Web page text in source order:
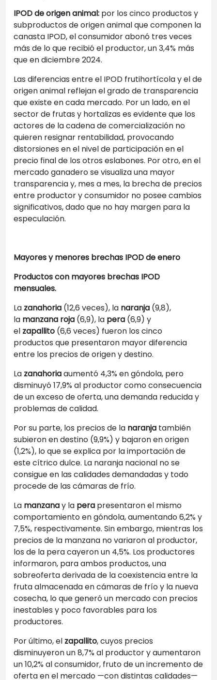
IPOD de origen animal: por los cinco productos y
subproductos de origen animal que componen la
canasta IPOD, el consumidor abonó tres veces
más de lo que recibió el productor, un 3,4% más
que en diciembre 2024.
Las diferencias entre el IPOD frutihortícola y el de
origen animal reflejan el grado de transparencia
que existe en cada mercado. Por un lado, en el
sector de frutas y hortalizas es evidente que los
actores de la cadena de comercialización no
quieren resignar rentabilidad, provocando
distorsiones en el nivel de participación en el
precio final de los otros eslabones. Por otro, en el
mercado ganadero se visualiza una mayor
transparencia y, mes a mes, la brecha de precios
entre productor y consumidor no posee cambios
significativos, dado que no hay margen para la
especulación.
Mayores y menores brechas IPOD de enero
Productos con mayores brechas IPOD
mensuales.
La zanahoria (12,6 veces), la naranja (9,8),
la manzana roja (6,9), la pera (6,9) y
el zapallito (6,6 veces) fueron los cinco
productos que presentaron mayor diferencia
entre los precios de origen y destino.
La zanahoriaaumentó 4,3% en góndola, pero
disminuyó 17,9% al productor como consecuencia
de un exceso de oferta, una demanda reducida y
problemas de calidad.
Por su parte, los precios de la naranja también
subieron en destino (9,9%) y bajaron en origen
(1,2%), lo que se explica por la importación de
este cítrico dulce. La naranja nacional no se
consigue en las calidades demandadas y todo
procede de las cámaras de frío.
La manzanay la pera presentaron el mismo
comportamiento en góndola, aumentando 6,2% y
7,5%, respectivamente. Sin embargo, mientras los
precios de la manzana no variaron al productor,
los de la pera cayeron un 4,5%. Los productores
informaron, para ambos productos, una
sobreoferta derivada de la coexistencia entre la
fruta almacenada en cámaras de frío y la nueva
cosecha, lo que generó un mercado con precios
inestables y poco favorables para los
productores.
Por último, el zapallito, cuyos precios
disminuyeron un 8,7% al productor y aumentaron
un 10,2% al consumidor, fruto de un incremento de
oferta en el mercado —con distintas calidades—